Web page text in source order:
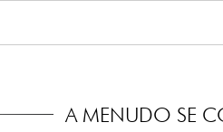
A MENUDO SE